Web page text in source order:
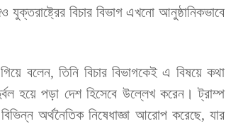
বিচার বিভাগ এখনো আনুষ্ঠানিকভাবে
বলেন, তিনি বিচার বিভাগকেই এ বিষয়ে কথা
হয়ে পড়া দেশ হিসেবে উল্লেখ করেন। ট্রাম্প
অর্থনৈতিক নিষেধাজ্ঞা আরোপ করেছে, যার